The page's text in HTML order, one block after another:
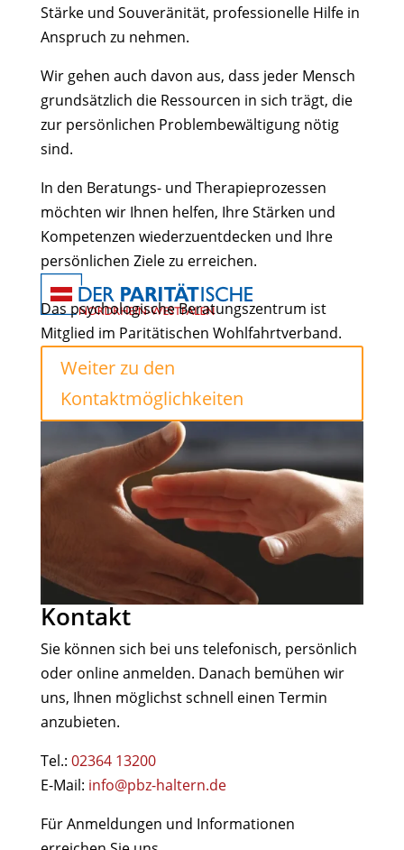
Stärke und Souveränität, professionelle Hilfe in
Anspruch zu nehmen.
Wir gehen auch davon aus, dass jeder Mensch
grundsätzlich die Ressourcen in sich trägt, die
zur persönlichen Problembewältigung nötig
sind.
In den Beratungs- und Therapieprozessen
möchten wir Ihnen helfen, Ihre Stärken und
Kompetenzen wiederzuentdecken und Ihre
persönlichen Ziele zu erreichen.
Das psychologische Beratungszentrum ist
Mitglied im Paritätischen Wohlfahrtverband.
Weiter zu den
Kontaktmöglichkeiten
Kontakt
Sie können sich bei uns telefonisch, persönlich
oder online anmelden. Danach bemühen wir
uns, Ihnen möglichst schnell einen Termin
anzubieten.
Tel.: 02364 13200
E-Mail: info@pbz-haltern.de
Für Anmeldungen und Informationen